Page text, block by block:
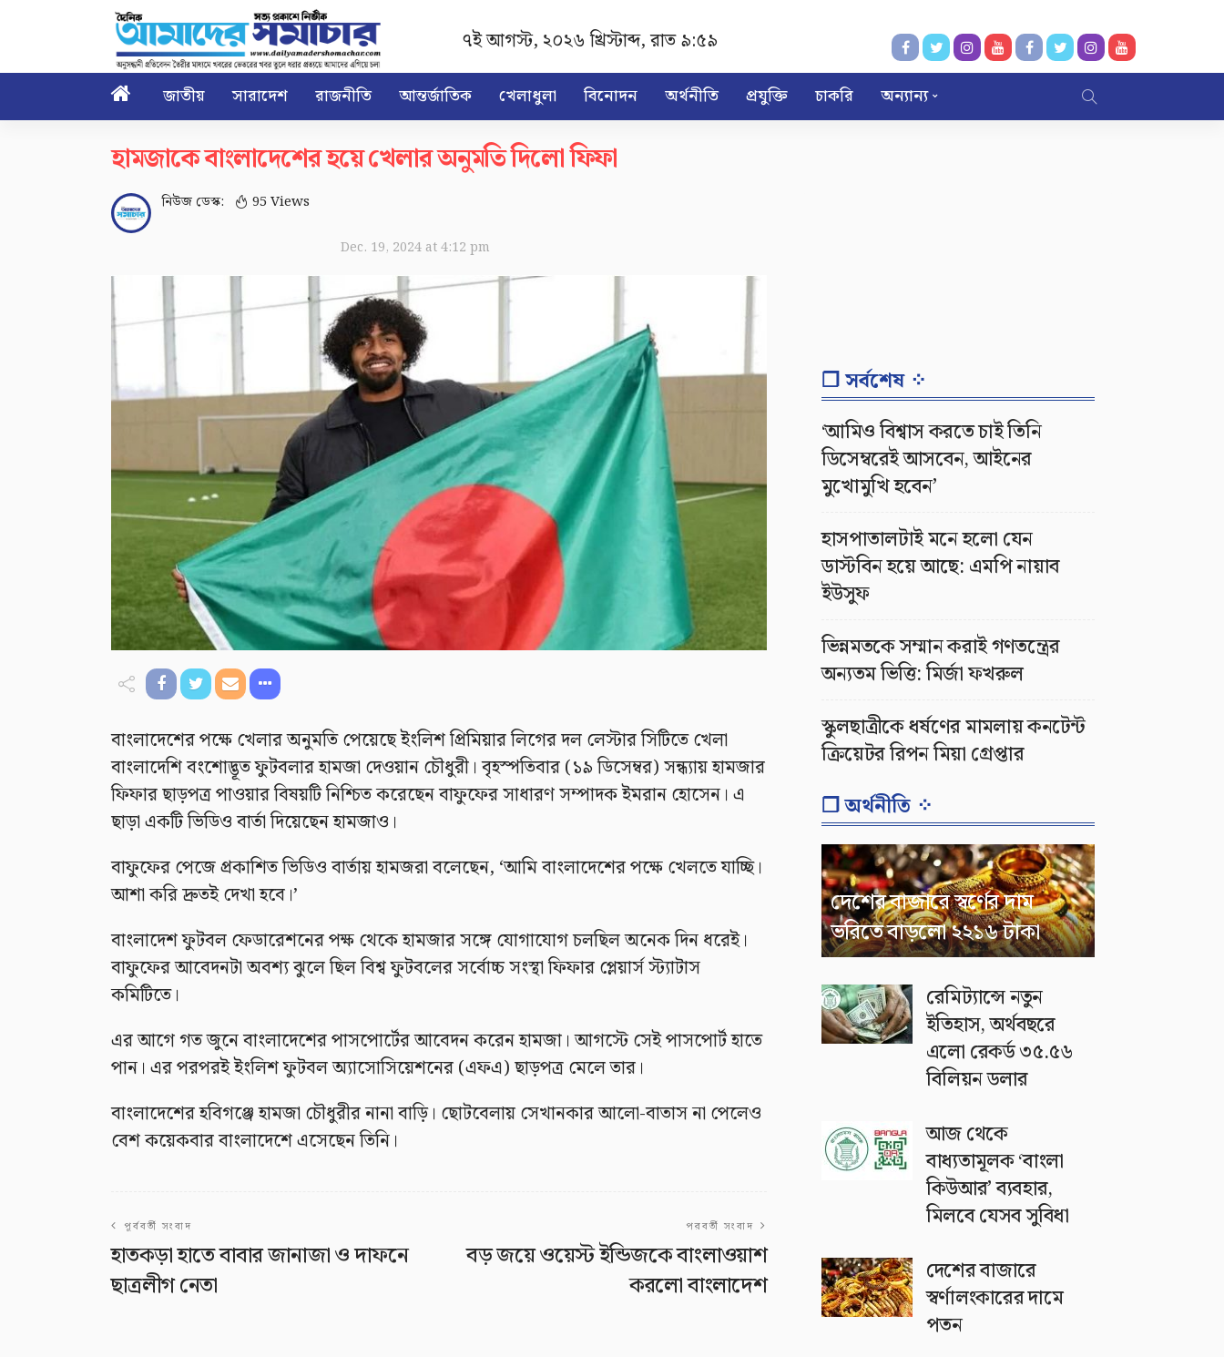
৭ই আগস্ট, ২০২৬ খ্রিস্টাব্দ,রাত ৯:৫৯
 জাতীয় সারাদেশ রাজনীতি আন্তর্জাতিক খেলাধুলা বিনোদন অর্থনীতি প্রযুক্তি চাকরি অন্যান্য
হামজাকে বাংলাদেশের হয়ে খেলার অনুমতি দিলো ফিফা
নিউজ ডেস্ক: 95 Views
Dec. 19, 2024 at 4:12 pm
বাংলাদেশের পক্ষে খেলার অনুমতি পেয়েছে ইংলিশ প্রিমিয়ার লিগের দল লেস্টার সিটিতে খেলা
বাংলাদেশি বংশোদ্ভূত ফুটবলার হামজা দেওয়ান চৌধুরী। বৃহস্পতিবার (১৯ ডিসেম্বর) সন্ধ্যায় হামজার
ফিফার ছাড়পত্র পাওয়ার বিষয়টি নিশ্চিত করেছেন বাফুফের সাধারণ সম্পাদক ইমরান হোসেন। এ
ছাড়া একটি ভিডিও বার্তা দিয়েছেন হামজাও।
বাফুফের পেজে প্রকাশিত ভিডিও বার্তায় হামজরা বলেছেন, ‘আমি বাংলাদেশের পক্ষে খেলতে যাচ্ছি।
আশা করি দ্রুতই দেখা হবে।’
বাংলাদেশ ফুটবল ফেডারেশনের পক্ষ থেকে হামজার সঙ্গে যোগাযোগ চলছিল অনেক দিন ধরেই।
বাফুফের আবেদনটা অবশ্য ঝুলে ছিল বিশ্ব ফুটবলের সর্বোচ্চ সংস্থা ফিফার প্লেয়ার্স স্ট্যাটাস
কমিটিতে।
এর আগে গত জুনে বাংলাদেশের পাসপোর্টের আবেদন করেন হামজা। আগস্টে সেই পাসপোর্ট হাতে
পান। এর পরপরই ইংলিশ ফুটবল অ্যাসোসিয়েশনের (এফএ) ছাড়পত্র মেলে তার।
বাংলাদেশের হবিগঞ্জে হামজা চৌধুরীর নানা বাড়ি। ছোটবেলায় সেখানকার আলো-বাতাস না পেলেও
বেশ কয়েকবার বাংলাদেশে এসেছেন তিনি।
পূর্ববর্তী সংবাদ
হাতকড়া হাতে বাবার জানাজা ও দাফনে
ছাত্রলীগ নেতা
পরবর্তী সংবাদ
বড় জয়ে ওয়েস্ট ইন্ডিজকে বাংলাওয়াশ
করলো বাংলাদেশ
❐ সর্বশেষ ⁘
‘আমিও বিশ্বাস করতে চাই তিনি
ডিসেম্বরেই আসবেন, আইনের
মুখোমুখি হবেন’
হাসপাতালটাই মনে হলো যেন
ডাস্টবিন হয়ে আছে: এমপি নায়াব
ইউসুফ
ভিন্নমতকে সম্মান করাই গণতন্ত্রের
অন্যতম ভিত্তি: মির্জা ফখরুল
স্কুলছাত্রীকে ধর্ষণের মামলায় কনটেন্ট
ক্রিয়েটর রিপন মিয়া গ্রেপ্তার
❐ অর্থনীতি ⁘
দেশের বাজারে স্বর্ণের দাম
ভরিতে বাড়লো ২২১৬ টাকা
রেমিট্যান্সে নতুন
ইতিহাস, অর্থবছরে
এলো রেকর্ড ৩৫.৫৬
বিলিয়ন ডলার
আজ থেকে
বাধ্যতামূলক ‘বাংলা
কিউআর’ ব্যবহার,
মিলবে যেসব সুবিধা
দেশের বাজারে
স্বর্ণালংকারের দামে
পতন